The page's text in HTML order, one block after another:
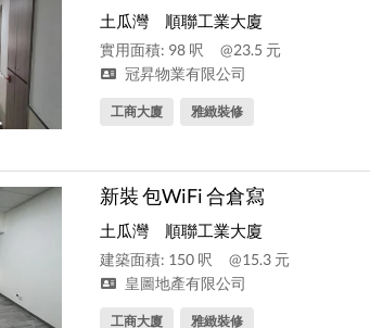
土瓜灣 順聯工業大廈
實用面積: 98 呎
@23.5 元
冠昇物業有限公司
工商大廈 雅緻裝修
新裝 包WiFi 合倉寫
土瓜灣 順聯工業大廈
建築面積: 150 呎
@15.3 元
皇圖地產有限公司
工商大廈 雅緻裝修